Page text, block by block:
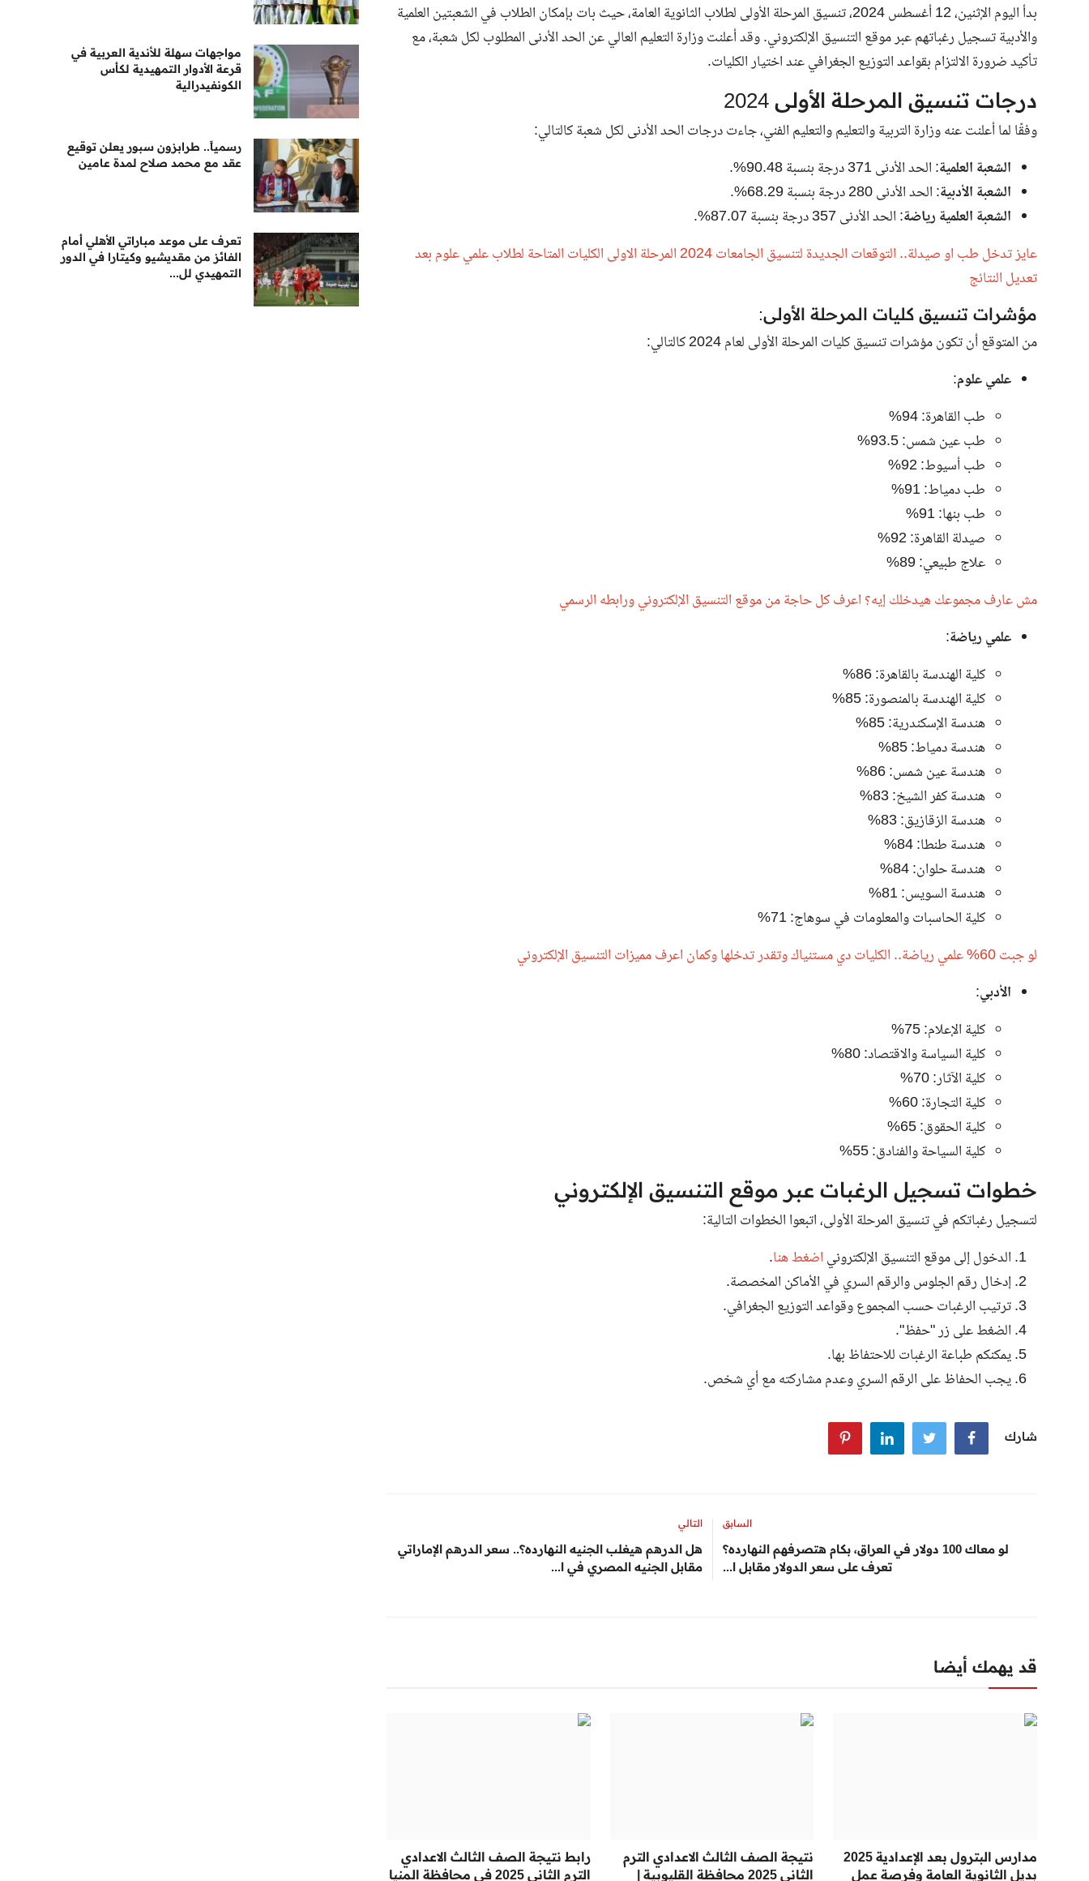
بدأ اليوم الإثنين، 12 أغسطس 2024، تنسيق المرحلة الأولى لطلاب الثانوية العامة، حيث بات بإمكان الطلاب في الشعبتين العلمية
والأدبية تسجيل رغباتهم عبر موقع التنسيق الإلكتروني. وقد أعلنت وزارة التعليم العالي عن الحد الأدنى المطلوب لكل شعبة، مع
تأكيد ضرورة الالتزام بقواعد التوزيع الجغرافي عند اختيار الكليات.
درجات تنسيق المرحلة الأولى 2024
وفقًا لما أعلنت عنه وزارة التربية والتعليم والتعليم الفني، جاءت درجات الحد الأدنى لكل شعبة كالتالي:
الشعبة العلمية: الحد الأدنى 371 درجة بنسبة 90.48%.
الشعبة الأدبية: الحد الأدنى 280 درجة بنسبة 68.29%.
الشعبة العلمية رياضة: الحد الأدنى 357 درجة بنسبة 87.07%.
عايز تدخل طب او صيدلة.. التوقعات الجديدة لتنسيق الجامعات 2024 المرحلة الاولى الكليات المتاحة لطلاب علمي علوم بعد
تعديل النتائج
مؤشرات تنسيق كليات المرحلة الأولى:
من المتوقع أن تكون مؤشرات تنسيق كليات المرحلة الأولى لعام 2024 كالتالي:
علمي علوم:
طب القاهرة: 94%
طب عين شمس: 93.5%
طب أسيوط: 92%
طب دمياط: 91%
طب بنها: 91%
صيدلة القاهرة: 92%
علاج طبيعي: 89%
مش عارف مجموعك هيدخلك إيه؟ اعرف كل حاجة من موقع التنسيق الإلكتروني ورابطه الرسمي
علمي رياضة:
كلية الهندسة بالقاهرة: 86%
كلية الهندسة بالمنصورة: 85%
هندسة الإسكندرية: 85%
هندسة دمياط: 85%
هندسة عين شمس: 86%
هندسة كفر الشيخ: 83%
هندسة الزقازيق: 83%
هندسة طنطا: 84%
هندسة حلوان: 84%
هندسة السويس: 81%
كلية الحاسبات والمعلومات في سوهاج: 71%
لو جبت 60% علمي رياضة.. الكليات دي مستنياك وتقدر تدخلها وكمان اعرف مميزات التنسيق الإلكتروني
الأدبي:
كلية الإعلام: 75%
كلية السياسة والاقتصاد: 80%
كلية الآثار: 70%
كلية التجارة: 60%
كلية الحقوق: 65%
كلية السياحة والفنادق: 55%
خطوات تسجيل الرغبات عبر موقع التنسيق الإلكتروني
لتسجيل رغباتكم في تنسيق المرحلة الأولى، اتبعوا الخطوات التالية:
الدخول إلى موقع التنسيق الإلكتروني اضغط هنا.
إدخال رقم الجلوس والرقم السري في الأماكن المخصصة.
ترتيب الرغبات حسب المجموع وقواعد التوزيع الجغرافي.
الضغط على زر "حفظ".
يمكنكم طباعة الرغبات للاحتفاظ بها.
يجب الحفاظ على الرقم السري وعدم مشاركته مع أي شخص.
شارك
السابق
لو معاك 100 دولار في العراق، بكام هتصرفهم النهارده؟
تعرف على سعر الدولار مقابل ا...
التالي
هل الدرهم هيغلب الجنيه النهارده؟.. سعر الدرهم الإماراتي
مقابل الجنيه المصري في ا...
قد يهمك أيضا
مدارس البترول بعد الإعدادية 2025
بديل الثانوية العامة وفرصة عمل
نتيجة الصف الثالث الاعدادي الترم
الثاني 2025 محافظة القليوبية |
رابط نتيجة الصف الثالث الاعدادي
الترم الثاني 2025 في محافظة المنيا
مواجهات سهلة للأندية العربية في
قرعة الأدوار التمهيدية لكأس
الكونفيدرالية
رسمياً.. طرابزون سبور يعلن توقيع
عقد مع محمد صلاح لمدة عامين
تعرف على موعد مباراتي الأهلي أمام
الفائز من مقديشيو وكيتارا في الدور
التمهيدي لل...